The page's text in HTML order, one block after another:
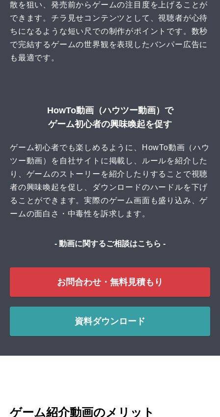
散を狙い、発売前からゲームの注目度を上げることが
できます。チラ見せコンテンツとして、視聴者が心待
ちになるような短い尺での制作がポイントです。数秒
で完結するゲームの世界観を表現したバンパー広告に
も最適です。
HowTo動画（ハウツー動画）で
ゲーム初心者の興味喚起を促す
ゲーム初心者でも楽しめるように、HowTo動画（ハウ
ツー動画）を自社サイトに掲載し、ルールを紹介した
り、ゲームのストーリーを紹介したりすることで視聴
者の興味喚起を促し、ダウンロードのハードルを下げ
ることができます。実際のゲーム画面も盛り込み、ゲ
ームの面白さ・中毒性を訴求します。
- 動画に関するご相談はこちら -
お問合わせ・無料見積もり
資料ダウンロード
ゲーム紹介動画のメリット